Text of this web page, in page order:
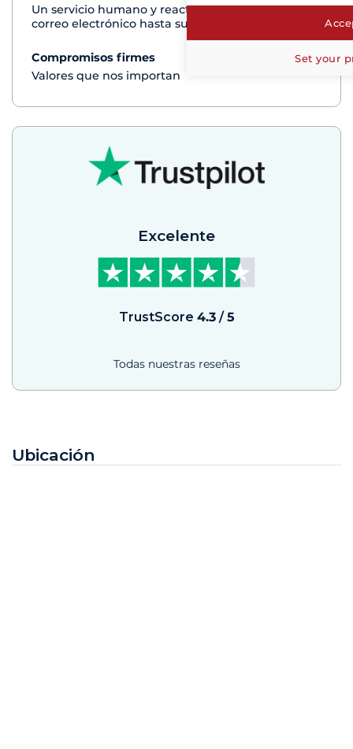
Un servicio humano y reactivo por teléfono o
correo electrónico hasta su regreso del crucero
Compromisos firmes
Ver+
Valores que nos importan
Excelente
TrustScore 4.3/5
Todas nuestras reseñas
Ubicación
Set your